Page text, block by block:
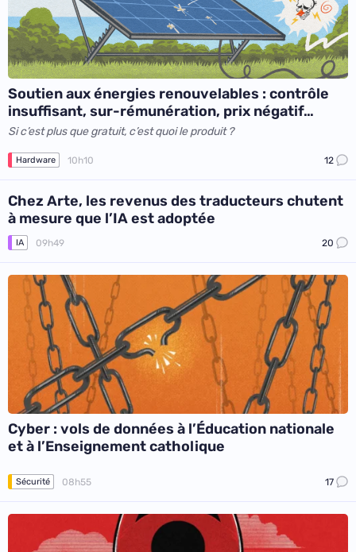
Soutien aux énergies renouvelables : contrôle
insuffisant, sur-rémunération, prix négatif…
Si c’est plus que gratuit, c’est quoi le produit ?
Hardware 10h10 12
Chez Arte, les revenus des traducteurs chutent
à mesure que l’IA est adoptée
IA 09h49 20
Cyber : vols de données à l’Éducation nationale
et à l’Enseignement catholique
Sécurité 08h55 17